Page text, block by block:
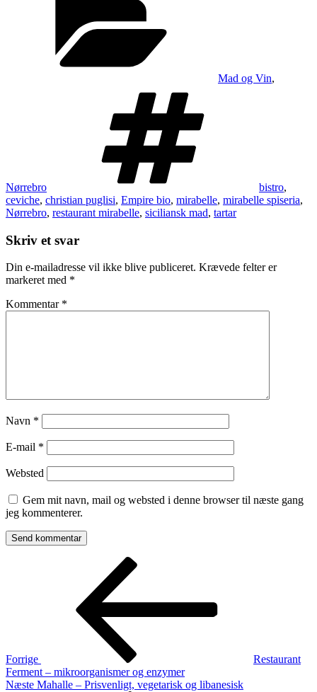
Mad og Vin,
Nørrebro bistro,
ceviche, christian puglisi, Empire bio, mirabelle, mirabelle spiseria,
Nørrebro, restaurant mirabelle, siciliansk mad, tartar
Skriv et svar
Din e-mailadresse vil ikke blive publiceret. Krævede felter er
markeret med *
Kommentar *
Navn *
E-mail *
Websted
Gem mit navn, mail og websted i denne browser til næste gang
jeg kommenterer.
Indlægsnavigation
Forrige
Restaurant
Ferment – mikroorganismer og enzymer
Næste
Næste Mahalle – Prisvenligt, vegetarisk og libanesisk